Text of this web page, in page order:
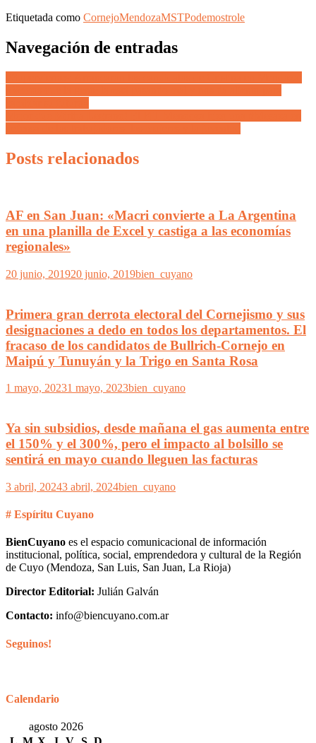
Etiquetada como CornejoMendozaMSTPodemostrole
Navegación de entradas
Posts relacionados
AF en San Juan: «Macri convierte a La Argentina
en una planilla de Excel y castiga a las economías
regionales»
20 junio, 201920 junio, 2019bien_cuyano
Primera gran derrota electoral del Cornejismo y sus
designaciones a dedo en todos los departamentos. El
fracaso de los candidatos de Bullrich-Cornejo en
Maipú y Tunuyán y la Trigo en Santa Rosa
1 mayo, 20231 mayo, 2023bien_cuyano
Ya sin subsidios, desde mañana el gas aumenta entre
el 150% y el 300%, pero el impacto al bolsillo se
sentirá en mayo cuando lleguen las facturas
3 abril, 20243 abril, 2024bien_cuyano
# Espíritu Cuyano
BienCuyano es el espacio comunicacional de información
institucional, política, social, emprendedora y cultural de la Región
de Cuyo (Mendoza, San Luis, San Juan, La Rioja)
Director Editorial: Julián Galván
Contacto: info@biencuyano.com.ar
Seguinos!
Calendario
agosto 2026